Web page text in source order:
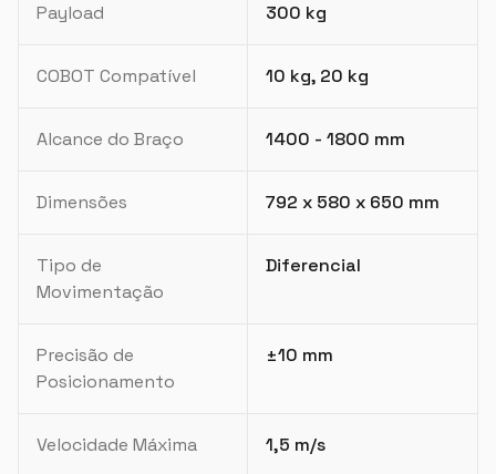
Payload 300 kg
COBOT Compatível 10 kg, 20 kg
Alcance do Braço 1400 - 1800 mm
Dimensões 792 x 580 x 650 mm
Tipo de
Movimentação
Diferencial
Precisão de
Posicionamento
±10 mm
Velocidade Máxima 1,5 m/s